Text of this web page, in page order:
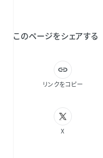
このページをシェアする
リンクをコピー
X